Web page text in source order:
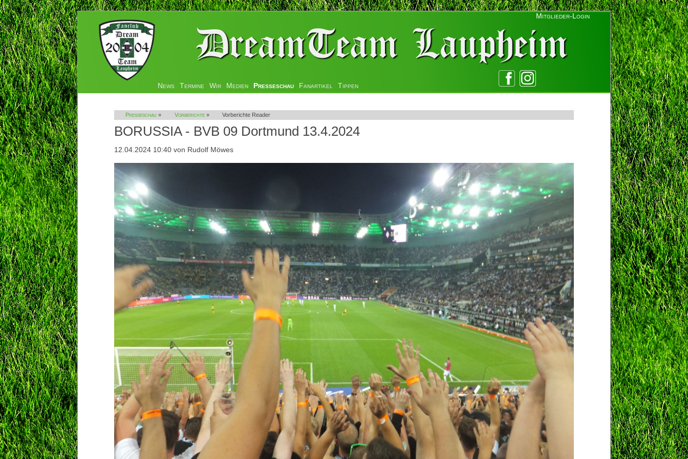
Mitglieder-Login
Navigation
News Termine Wir Medien Presseschau Fanartikel Tippen
Presseschau » Vorberichte» Vorberichte Reader
BORUSSIA - BVB 09 Dortmund 13.4.2024
12.04.2024 10:40 von Rudolf Möwes